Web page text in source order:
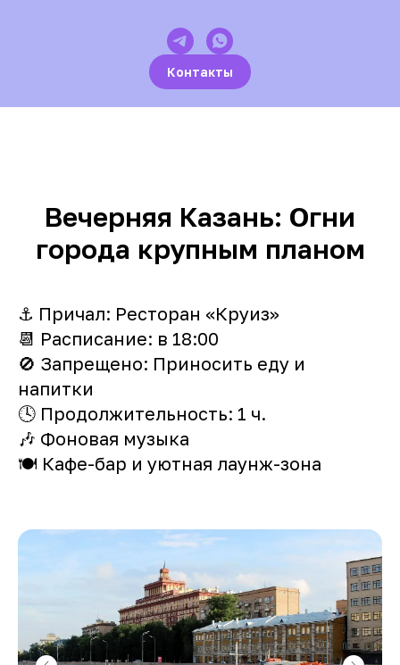
Контакты
Вечерняя Казань: Огни
города крупным планом
⚓️ Причал: Ресторан «Круиз»
📆 Расписание: в 18:00
🚫 Запрещено: Приносить еду и
напитки
🕓 Продолжительность: 1 ч.
🎶 Фоновая музыка
🍽️ Кафе-бар и уютная лаунж-зона